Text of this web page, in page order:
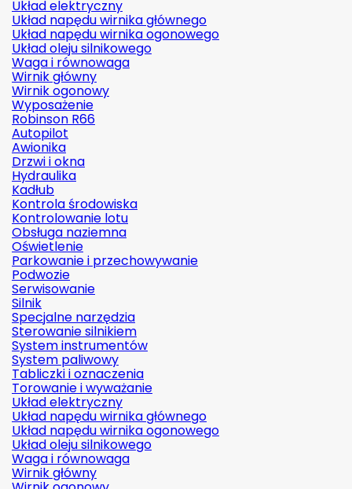
Układ elektryczny
Układ napędu wirnika głównego
Układ napędu wirnika ogonowego
Układ oleju silnikowego
Waga i równowaga
Wirnik główny
Wirnik ogonowy
Wyposażenie
Robinson R66
Autopilot
Awionika
Drzwi i okna
Hydraulika
Kadłub
Kontrola środowiska
Kontrolowanie lotu
Obsługa naziemna
Oświetlenie
Parkowanie i przechowywanie
Podwozie
Serwisowanie
Silnik
Specjalne narzędzia
Sterowanie silnikiem
System instrumentów
System paliwowy
Tabliczki i oznaczenia
Torowanie i wyważanie
Układ elektryczny
Układ napędu wirnika głównego
Układ napędu wirnika ogonowego
Układ oleju silnikowego
Waga i równowaga
Wirnik główny